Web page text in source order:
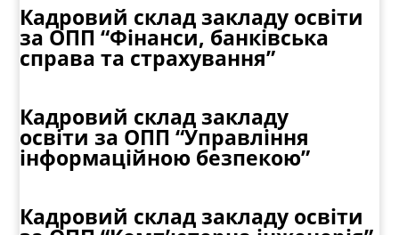
Кадровий склад закладу освіти
за ОПП “Фінанси, банківська
справа та страхування”
Кадровий склад закладу
освітиза ОПП “Управління
інформаційною безпекою”
Кадровий склад закладу освіти